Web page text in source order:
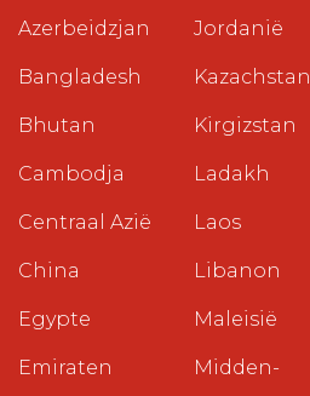
Azerbeidzjan
Bangladesh
Bhutan
Cambodja
Centraal Azië
China
Egypte
Emiraten
Jordanië
Kazachstan
Kirgizstan
Ladakh
Laos
Libanon
Maleisië
Midden-